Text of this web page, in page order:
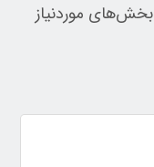
بخش‌های موردنیاز